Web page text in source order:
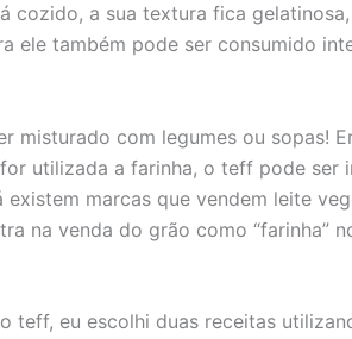
cozido, a sua textura fica
ele também pode ser consumido
misturado com legumes ou sopas!
utilizada a farinha, o teff pode ser
marcas que vendem leite
na venda do grão como “farinha”
teff, eu escolhi duas receitas